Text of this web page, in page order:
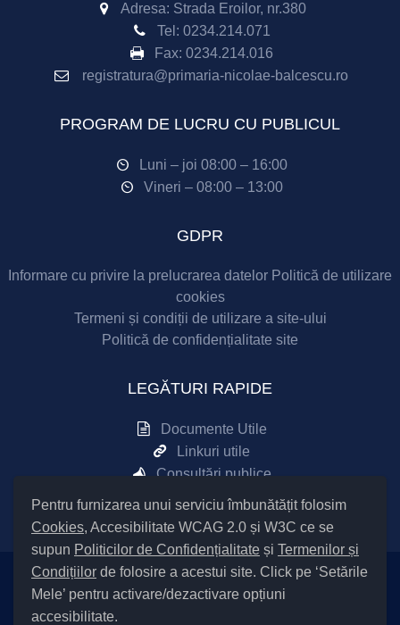
Pentru furnizarea unui serviciu îmbunătățit folosim
Cookies, Accesibilitate WCAG 2.0 și W3C ce se
supun Politicilor de Confidențialitate și Termenilor și
Condițiilor de folosire a acestui site. Click pe ‘Setările
Mele’ pentru activare/dezactivare opțiuni
accesibilitate.
Adresa: Strada Eroilor, nr.380
Tel: 0234.214.071
Fax: 0234.214.016
registratura@primaria-nicolae-balcescu.ro
PROGRAM DE LUCRU CU PUBLICUL
Luni – joi 08:00 – 16:00
Vineri – 08:00 – 13:00
GDPR
Informare cu privire la prelucrarea datelor Politică de utilizare
cookies
Termeni și condiții de utilizare a site-ului
Politică de confidențialitate site
LEGĂTURI RAPIDE
Documente Utile
Linkuri utile
Consultări publice
Sesizări online
Setări Cookies și Accesibilitate